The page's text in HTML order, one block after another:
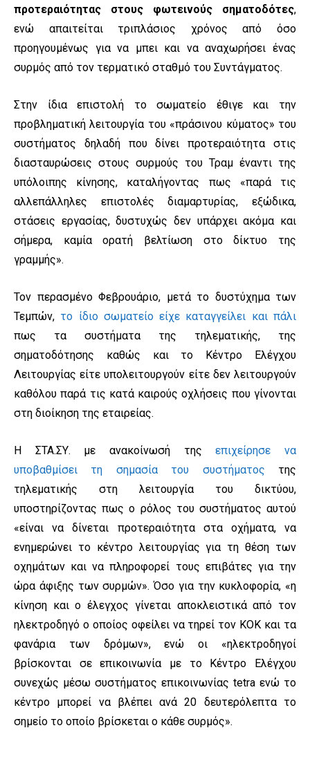
προτεραιότητας στους φωτεινούς σηματοδότες,
ενώ απαιτείται τριπλάσιος χρόνος από όσο
προηγουμένως για να μπει και να αναχωρήσει ένας
συρμός από τον τερματικό σταθμό του Συντάγματος.
Στην ίδια επιστολή το σωματείο έθιγε και την
προβληματική λειτουργία του «πράσινου κύματος» του
συστήματος δηλαδή που δίνει προτεραιότητα στις
διασταυρώσεις στους συρμούς του Τραμ έναντι της
υπόλοιπης κίνησης, καταλήγοντας πως «παρά τις
αλλεπάλληλες επιστολές διαμαρτυρίας, εξώδικα,
στάσεις εργασίας, δυστυχώς δεν υπάρχει ακόμα και
σήμερα, καμία ορατή βελτίωση στο δίκτυο της
γραμμής».
Τον περασμένο Φεβρουάριο, μετά το δυστύχημα των
Τεμπών, το ίδιο σωματείο είχε καταγγείλει και πάλι
πως τα συστήματα της τηλεματικής, της
σηματοδότησης καθώς και το Κέντρο Ελέγχου
Λειτουργίας είτε υπολειτουργούν είτε δεν λειτουργούν
καθόλου παρά τις κατά καιρούς οχλήσεις που γίνονται
στη διοίκηση της εταιρείας.
Η ΣΤΑ.ΣΥ. με ανακοίνωσή τηςεπιχείρησε να
υποβαθμίσει τη σημασία του συστήματος της
τηλεματικής στη λειτουργία του δικτύου,
υποστηρίζοντας πως ο ρόλος του συστήματος αυτού
«είναι να δίνεται προτεραιότητα στα οχήματα, να
ενημερώνει το κέντρο λειτουργίας για τη θέση των
οχημάτων και να πληροφορεί τους επιβάτες για την
ώρα άφιξης των συρμών». Όσο για την κυκλοφορία, «η
κίνηση και ο έλεγχος γίνεται αποκλειστικά από τον
ηλεκτροδηγό ο οποίος οφείλει να τηρεί τον ΚΟΚ και τα
φανάρια των δρόμων», ενώ οι «ηλεκτροδηγοί
βρίσκονται σε επικοινωνία με το Κέντρο Ελέγχου
συνεχώς μέσω συστήματος επικοινωνίας tetra ενώ το
κέντρο μπορεί να βλέπει ανά 20 δευτερόλεπτα το
σημείο το οποίο βρίσκεται ο κάθε συρμός».